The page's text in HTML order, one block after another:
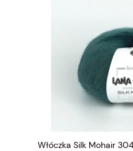
Włóczka Silk Mohair